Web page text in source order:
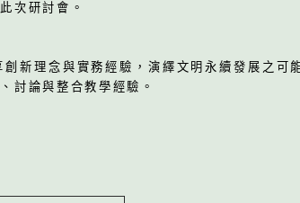
次研討會。
新理念與實務經驗，演繹文明永續發展之可
討論與整合教學經驗。